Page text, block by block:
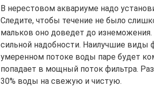
В нерестовом аквариуме надо
Следите, чтобы течение не было
мальков оно доведет до
сильной надобности. Наилучшие виды
умеренном потоке воды паре будет
попадает в мощный поток фильтра.
30% воды на свежую и чистую.